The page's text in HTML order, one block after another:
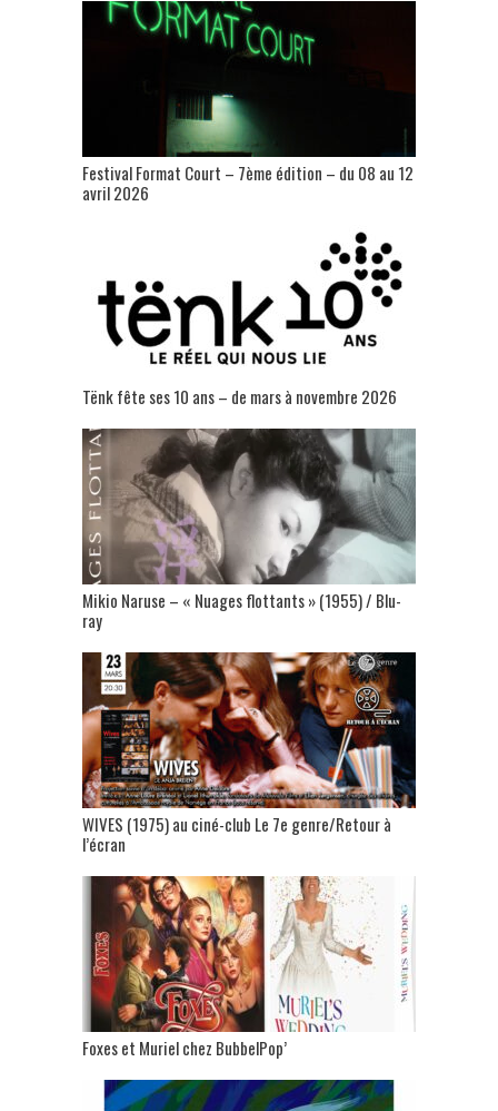
Festival Format Court – 7ème édition – du 08 au 12
avril 2026
Tënk fête ses 10 ans – de mars à novembre 2026
Mikio Naruse – « Nuages flottants » (1955) / Blu-
ray
WIVES (1975) au ciné-club Le 7e genre/Retour à
l’écran
Foxes et Muriel chez BubbelPop’